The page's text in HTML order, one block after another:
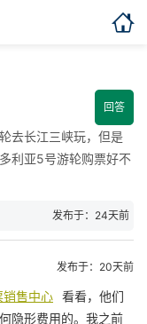

回答
去长江三峡玩，但是
利亚5号游轮购票好不
发布于：24天前
发布于：20天前
销售中心 看看，他们
隐形费用的。我之前